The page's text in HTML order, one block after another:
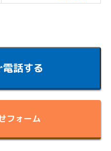
話する
フォーム